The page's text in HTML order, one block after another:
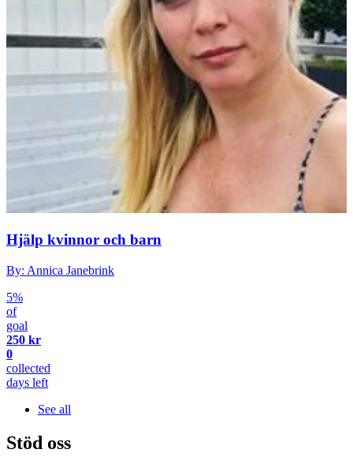
Hjälp kvinnor och barn
By: Annica Janebrink
5%
of
goal
250 kr
0
collected
days left
See all
Stöd oss